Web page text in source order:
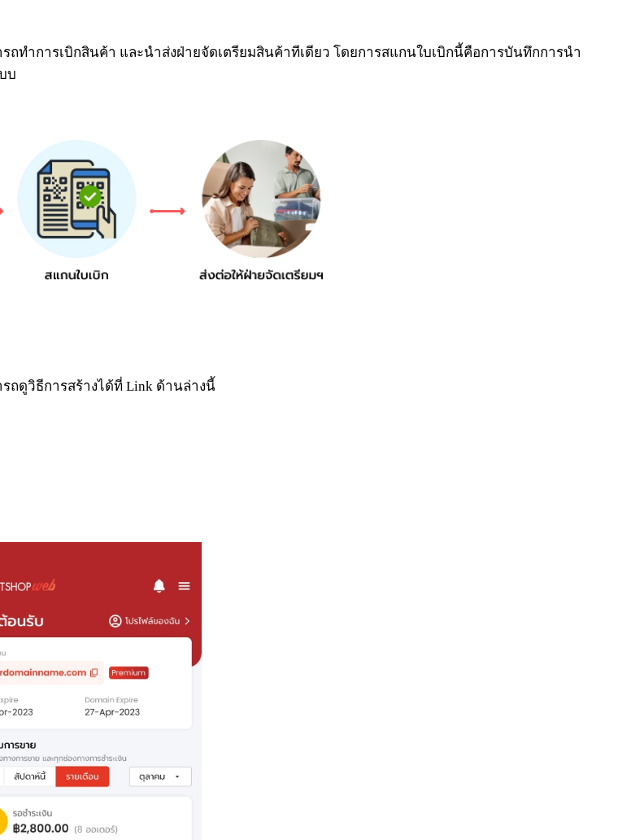
ทำการเบิกสินค้า และนำส่งฝ่ายจัดเตรียมสินค้าทีเดียว โดยการสแกนใบเบิกนี้คือการบันทึกการนำ
บ
ถดูวิธีการสร้างได้ที่ Link ด้านล่างนี้